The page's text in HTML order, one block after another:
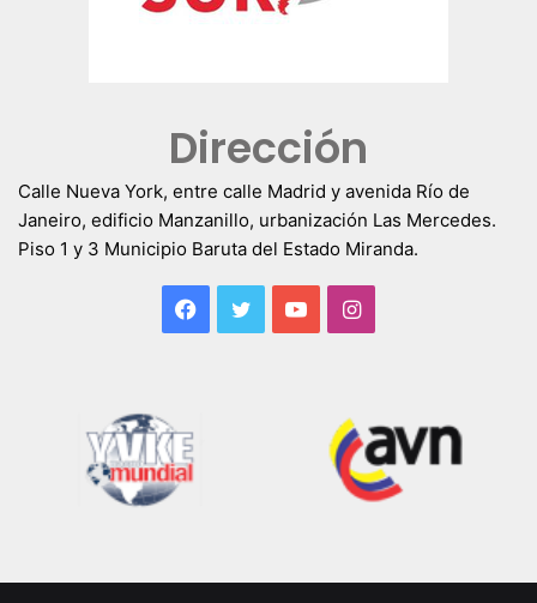
Dirección
Calle Nueva York, entre calle Madrid y avenida Río de
Janeiro, edificio Manzanillo, urbanización Las Mercedes.
Piso 1 y 3 Municipio Baruta del Estado Miranda.
Facebook
TwitterYouTubeInstagram